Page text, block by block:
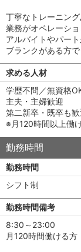
丁寧なトレーニン
業務がオペレーショ
アルバイトやパー
ブランクがある方
求める人材
学歴不問／無資格
主夫・主婦歓迎
第二新卒・既卒も歓
※月120時間以上働
勤務時間
勤務時間
シフト制
勤務時間備考
8:30～23:00
月120時間働ける方